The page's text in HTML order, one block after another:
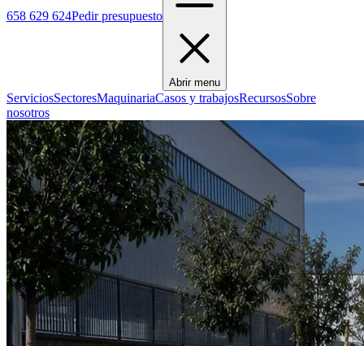
658 629 624Pedir presupuesto
Abrir menu
ServiciosSectoresMaquinariaCasos y trabajosRecursosSobre
nosotros